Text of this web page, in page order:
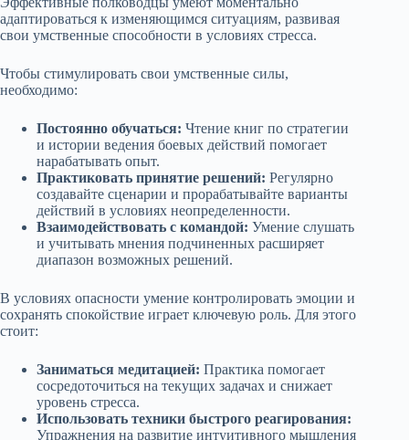
адаптироваться к изменяющимся ситуациям, развивая
свои умственные способности в условиях стресса.
Чтобы стимулировать свои умственные силы,
необходимо:
Постоянно обучаться: Чтение книг по стратегии
и истории ведения боевых действий помогает
нарабатывать опыт.
Практиковать принятие решений: Регулярно
создавайте сценарии и прорабатывайте варианты
действий в условиях неопределенности.
Взаимодействовать с командой: Умение слушать
и учитывать мнения подчиненных расширяет
диапазон возможных решений.
В условиях опасности умение контролировать эмоции и
сохранять спокойствие играет ключевую роль. Для этого
стоит:
Заниматься медитацией: Практика помогает
сосредоточиться на текущих задачах и снижает
уровень стресса.
Использовать техники быстрого реагирования:
Упражнения на развитие интуитивного мышления